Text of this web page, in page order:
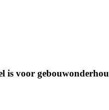
is voor